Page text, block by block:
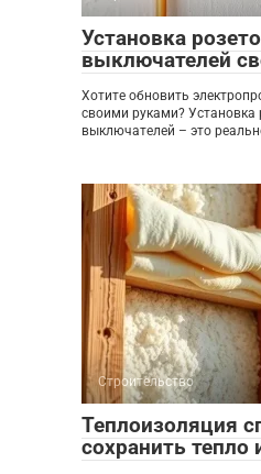
Установка
выключателей
Хотите обновить
своими руками? Установка
выключателей – это
Строительство
Теплоизоляция
сохранить тепло